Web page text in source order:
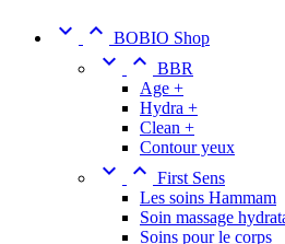
  BOBIO Shop
  BBR
Age +
Hydra +
Clean +
Contour yeux
  First Sens
Les soins Hammam
Soin massage
Soins pour le corps